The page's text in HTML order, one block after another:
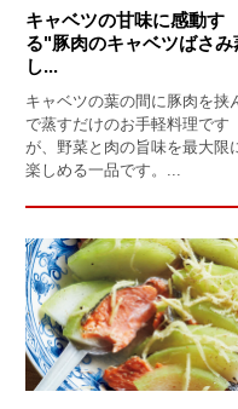
キャベツの甘味に感動す
る"豚肉のキャベツばさみ
し...
キャベツの葉の間に豚肉を挟
で蒸すだけのお手軽料理です
が、野菜と肉の旨味を最大限
楽しめる一品です。...